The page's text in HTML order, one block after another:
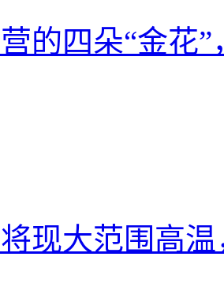
的四朵“金花
现大范围高